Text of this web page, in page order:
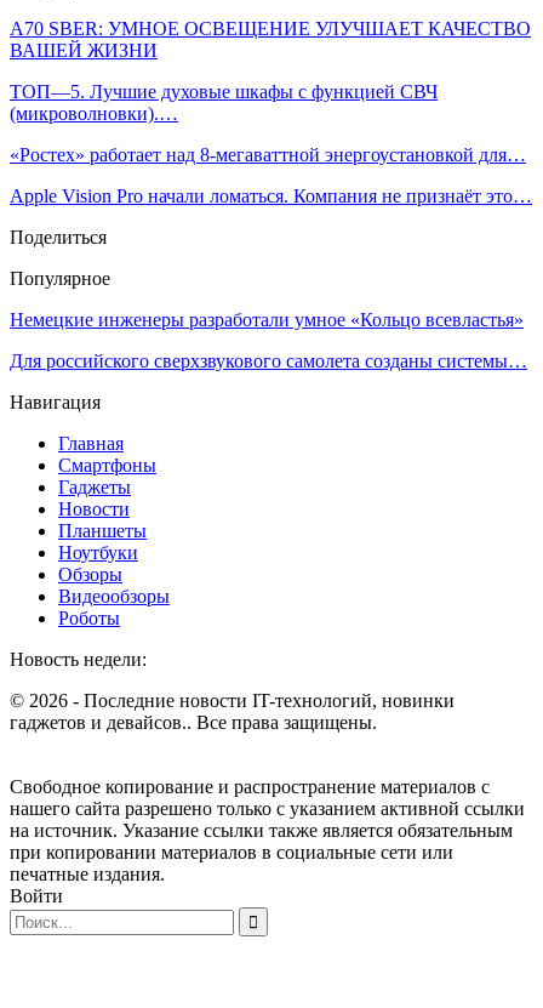
A70 SBER: УМНОЕ ОСВЕЩЕНИЕ УЛУЧШАЕТ КАЧЕСТВО
ВАШЕЙ ЖИЗНИ
ТОП—5. Лучшие духовые шкафы с функцией СВЧ
(микроволновки).…
«Ростех» работает над 8-мегаваттной энергоустановкой для…
Apple Vision Pro начали ломаться. Компания не признаёт это…
Поделиться
Популярное
Немецкие инженеры разработали умное «Кольцо всевластья»
Для российского сверхзвукового самолета созданы системы…
Навигация
Главная
Смартфоны
Гаджеты
Новости
Планшеты
Ноутбуки
Обзоры
Видеообзоры
Роботы
Новость недели:
© 2026 - Последние новости IT-технологий, новинки
гаджетов и девайсов.. Все права защищены.
Свободное копирование и распространение материалов с
нашего сайта разрешено только с указанием активной ссылки
на источник. Указание ссылки также является обязательным
при копировании материалов в социальные сети или
печатные издания.
Войти